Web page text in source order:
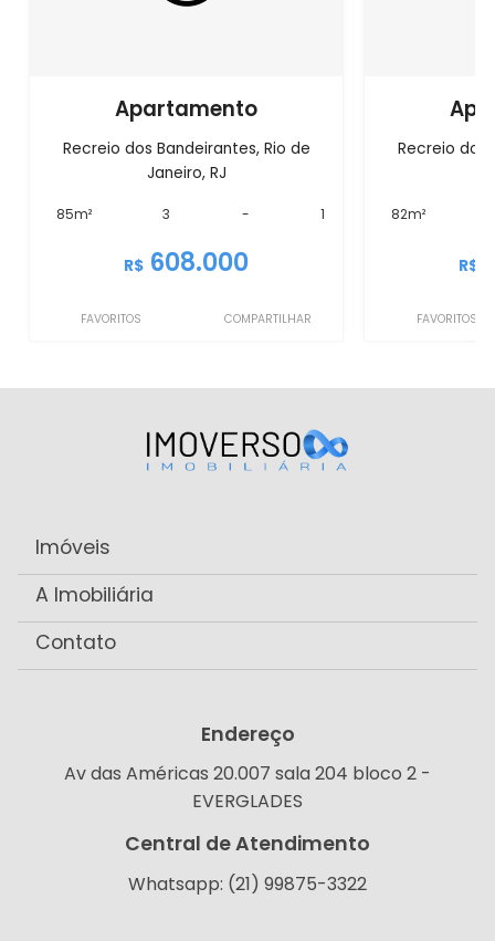
Apartamento
Recreio dos Bandeirantes, Rio de
Janeiro, RJ
85m² 3 - 1
R$ 608.000
FAVORITOS COMPARTILHAR
Recreio dos
82m²
R$
FAVORITOS
Imóveis
A Imobiliária
Contato
Endereço
Av das Américas 20.007 sala 204 bloco 2 -
EVERGLADES
Central de Atendimento
Whatsapp: (21) 99875-3322